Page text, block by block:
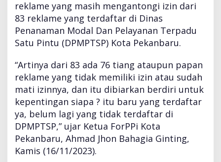
K
e
m
a
n
D
P
M
-
P
T
S
P
D
a
reklame yang masih mengantongi izin dari
83 reklame yang terdaftar di Dinas
Penanaman Modal Dan Pelayanan Terpadu
Satu Pintu (DPMPTSP) Kota Pekanbaru.
“Artinya dari 83 ada 76 tiang ataupun papan
reklame yang tidak memiliki izin atau sudah
mati izinnya, dan itu dibiarkan berdiri untuk
kepentingan siapa ? itu baru yang terdaftar
ya, belum lagi yang tidak terdaftar di
DPMPTSP,” ujar Ketua ForPPi Kota
Pekanbaru, Ahmad Jhon Bahagia Ginting,
Kamis (16/11/2023).